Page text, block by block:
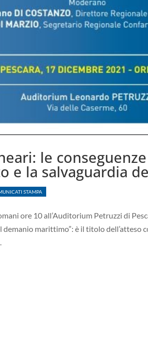
le
e la salvaguardia
STAMPA
ore 10 all’Auditorium Petruzzi di
marittimo”: è il titolo dell’atteso